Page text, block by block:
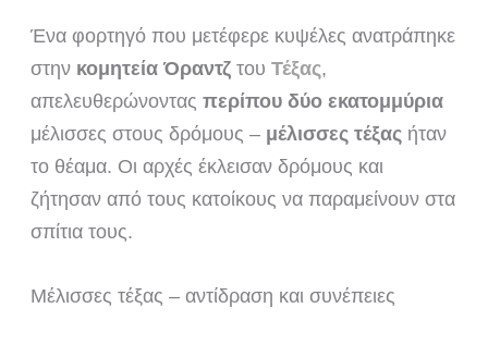
Ένα φορτηγό που μετέφερε κυψέλες ανατράπηκε
στην κομητεία Όραντζ τουΤέξας,
απελευθερώνονταςπερίπου δύο εκατομμύρια
μέλισσες στους δρόμους – μέλισσες τέξας ήταν
το θέαμα. Οι αρχές έκλεισαν δρόμους και
ζήτησαν από τους κατοίκους να παραμείνουν στα
σπίτια τους.
Μέλισσες τέξας – αντίδραση και συνέπειες